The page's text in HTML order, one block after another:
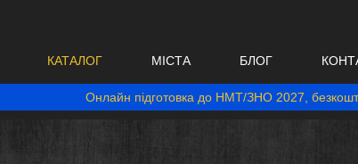
КАТАЛОГ МІСТА БЛОГ
Онлайн підготовка до НМТ/ЗНО 2027,